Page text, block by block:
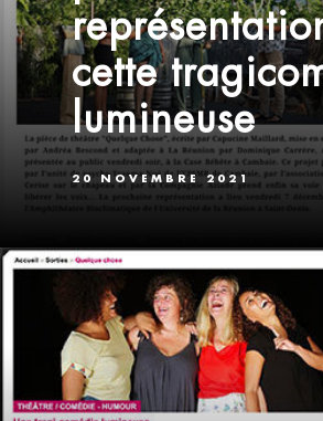
cette
lumineuse
20 NOVEMBRE 2021